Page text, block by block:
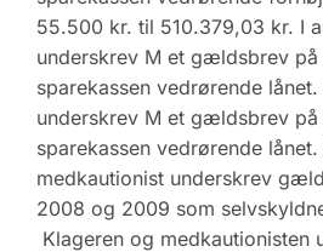
55.500 kr. til 510.379,03 kr. I
underskrev M et gældsbrev
sparekassen vedrørende
underskrev M et gældsbrev
sparekassen vedrørende
medkautionist underskrev
2008 og 2009 som
Klageren og medkautionisten